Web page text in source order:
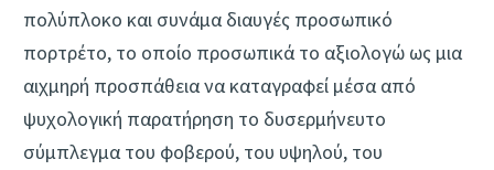
πολύπλοκο και συνάμα διαυγές προσωπικό
πορτρέτο, το οποίο προσωπικά το αξιολογώ ως μια
αιχμηρή προσπάθεια να καταγραφεί μέσα από
ψυχολογική παρατήρηση το δυσερμήνευτο
σύμπλεγμα του φοβερού, του υψηλού, του